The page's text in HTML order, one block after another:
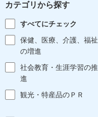
カテゴリから探す
すべてにチェック
保健、医療、介護、福祉
の増進
社会教育・生涯学習の推
進
観光・特産品のＰＲ